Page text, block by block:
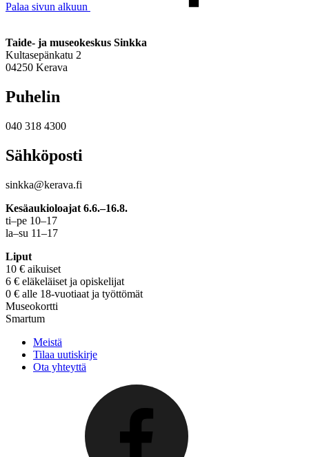
Palaa sivun alkuun
Taide- ja museokeskus Sinkka
Kultasepänkatu 2
04250 Kerava
Puhelin
040 318 4300
Sähköposti
sinkka@kerava.fi
Kesäaukioloajat 6.6.–16.8.
ti–pe 10–17
la–su 11–17
Liput
10 € aikuiset
6 € eläkeläiset ja opiskelijat
0 € alle 18-vuotiaat ja työttömät
Museokortti
Smartum
Meistä
Tilaa uutiskirje
Ota yhteyttä